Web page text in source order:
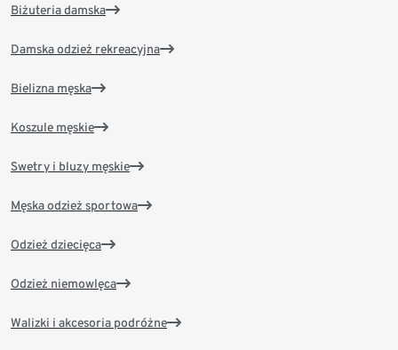
Biżuteria damska
Damska odzież rekreacyjna
Bielizna męska
Koszule męskie
Swetry i bluzy męskie
Męska odzież sportowa
Odzież dziecięca
Odzież niemowlęca
Walizki i akcesoria podróżne